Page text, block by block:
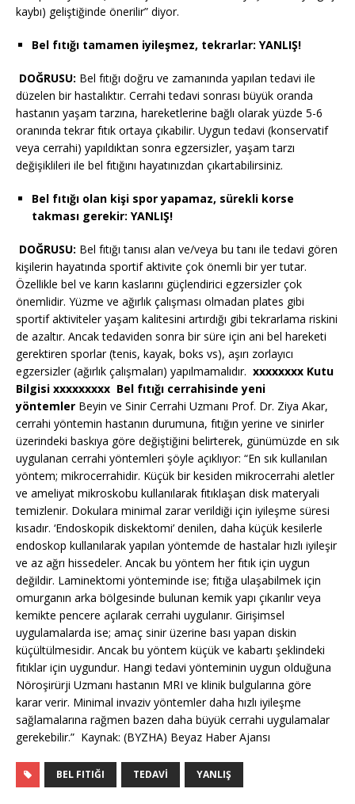
kaybı) geliştiğinde önerilir” diyor.
Bel fıtığı tamamen iyileşmez, tekrarlar: YANLIŞ!
DOĞRUSU: Bel fıtığı doğru ve zamanında yapılan tedavi ile
düzelen bir hastalıktır. Cerrahi tedavi sonrası büyük oranda
hastanın yaşam tarzına, hareketlerine bağlı olarak yüzde 5-6
oranında tekrar fıtık ortaya çıkabilir. Uygun tedavi (konservatif
veya cerrahi) yapıldıktan sonra egzersizler, yaşam tarzı
değişiklileri ile bel fıtığını hayatınızdan çıkartabilirsiniz.
Bel fıtığı olan kişi spor yapamaz, sürekli korse
takması gerekir: YANLIŞ!
DOĞRUSU: Bel fıtığı tanısı alan ve/veya bu tanı ile tedavi gören
kişilerin hayatında sportif aktivite çok önemli bir yer tutar.
Özellikle bel ve karın kaslarını güçlendirici egzersizler çok
önemlidir. Yüzme ve ağırlık çalışması olmadan plates gibi
sportif aktiviteler yaşam kalitesini artırdığı gibi tekrarlama riskini
de azaltır. Ancak tedaviden sonra bir süre için ani bel hareketi
gerektiren sporlar (tenis, kayak, boks vs), aşırı zorlayıcı
egzersizler (ağırlık çalışmaları) yapılmamalıdır. xxxxxxxx Kutu
Bilgisi xxxxxxxxx Bel fıtığı cerrahisinde yeni
yöntemler Beyin ve Sinir Cerrahi Uzmanı Prof. Dr. Ziya Akar,
cerrahi yöntemin hastanın durumuna, fıtığın yerine ve sinirler
üzerindeki baskıya göre değiştiğini belirterek, günümüzde en sık
uygulanan cerrahi yöntemleri şöyle açıklıyor: “En sık kullanılan
yöntem; mikrocerrahidir. Küçük bir kesiden mikrocerrahi aletler
ve ameliyat mikroskobu kullanılarak fıtıklaşan disk materyali
temizlenir. Dokulara minimal zarar verildiği için iyileşme süresi
kısadır. ‘Endoskopik diskektomi’ denilen, daha küçük kesilerle
endoskop kullanılarak yapılan yöntemde de hastalar hızlı iyileşir
ve az ağrı hissedeler. Ancak bu yöntem her fıtık için uygun
değildir. Laminektomi yönteminde ise; fıtığa ulaşabilmek için
omurganın arka bölgesinde bulunan kemik yapı çıkarılır veya
kemikte pencere açılarak cerrahi uygulanır. Girişimsel
uygulamalarda ise; amaç sinir üzerine bası yapan diskin
küçültülmesidir. Ancak bu yöntem küçük ve kabartı şeklindeki
fıtıklar için uygundur. Hangi tedavi yönteminin uygun olduğuna
Nöroşirürji Uzmanı hastanın MRI ve klinik bulgularına göre
karar verir. Minimal invaziv yöntemler daha hızlı iyileşme
sağlamalarına rağmen bazen daha büyük cerrahi uygulamalar
gerekebilir.” Kaynak: (BYZHA) Beyaz Haber Ajansı
BEL FITIĞI TEDAVI YANLIŞ